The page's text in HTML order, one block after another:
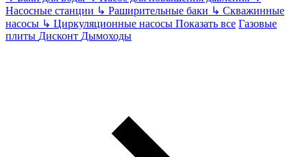
Насосные станции ↳ Раширительные баки ↳ Скважинные
насосы ↳ Циркуляционные насосы Показать все Газовые
плиты Дисконт Дымоходы